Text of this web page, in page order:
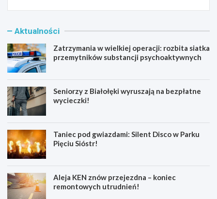
Aktualności
Zatrzymania w wielkiej operacji: rozbita siatka
przemytników substancji psychoaktywnych
Seniorzy z Białołęki wyruszają na bezpłatne
wycieczki!
Taniec pod gwiazdami: Silent Disco w Parku
Pięciu Sióstr!
Aleja KEN znów przejezdna – koniec
remontowych utrudnień!